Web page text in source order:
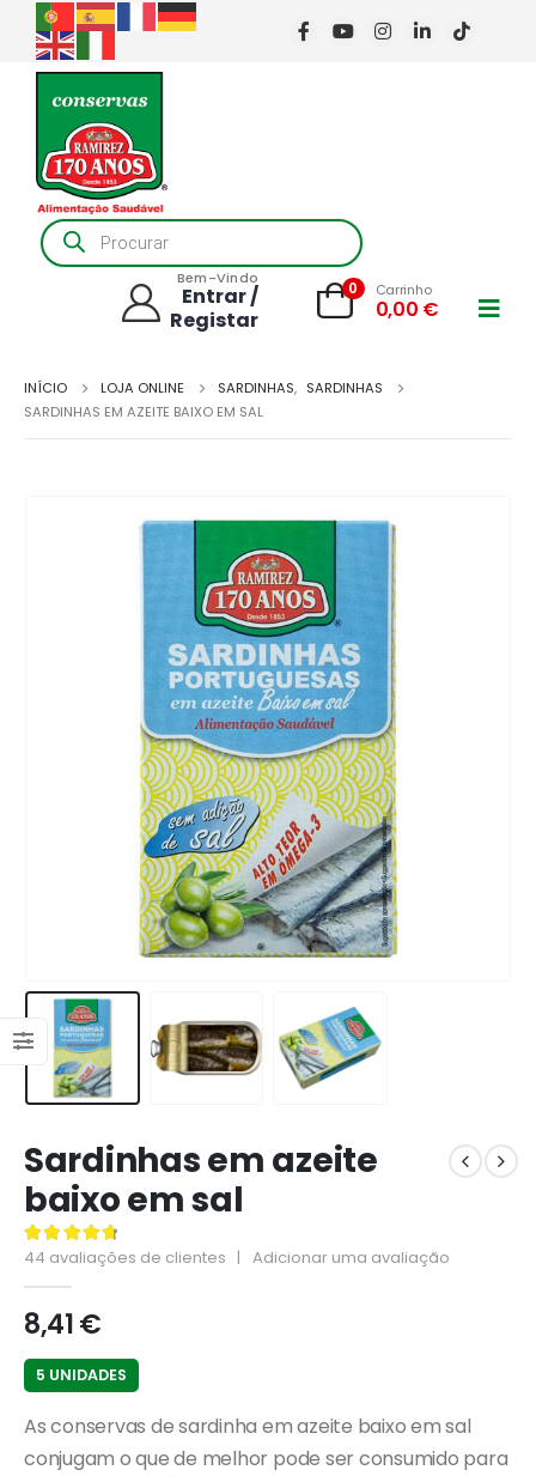
Products
search
Bem-Vindo
Entrar /
Registar
0 Carrinho
0,00 €
INÍCIO LOJA ONLINE SARDINHAS, SARDINHAS
SARDINHAS EM AZEITE BAIXO EM SAL
Sardinhas em azeite
baixo em sal
4.82de 5
44 avaliações de clientes | Adicionar uma avaliação
8,41€
5 UNIDADES
As conservas de sardinha em azeite baixo em sal
conjugam o que de melhor pode ser consumido para